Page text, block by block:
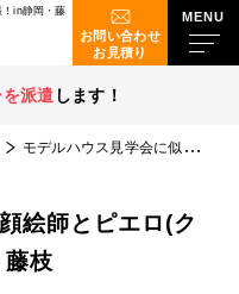
in静岡・藤
お問い合わせ
お見積り
派遣 します！
モデルハウス見学会に似顔絵師とピエロ(クラウン)が出張！in静岡・藤枝
絵師とピエロ(ク
枝